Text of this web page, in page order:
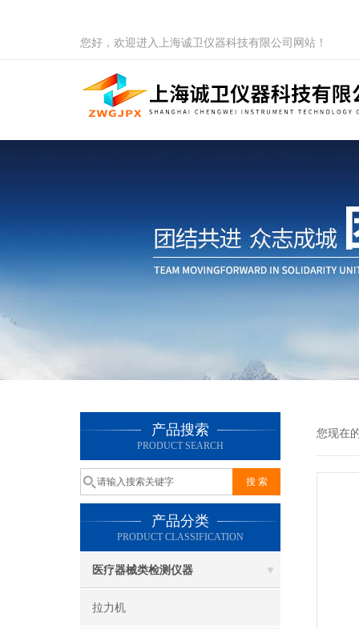
您好，欢迎进入上海诚卫仪器科技有限公司网站！
产品搜索
PRODUCT SEARCH
产品分类
PRODUCT CLASSIFICATION
医疗器械类检测仪器
拉力机
您现在